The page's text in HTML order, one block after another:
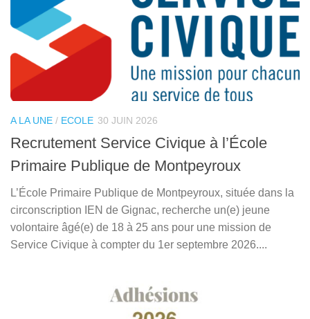
A LA UNE / ECOLE 30 JUIN 2026
Recrutement Service Civique à l’École
Primaire Publique de Montpeyroux
L’École Primaire Publique de Montpeyroux, située dans la
circonscription IEN de Gignac, recherche un(e) jeune
volontaire âgé(e) de 18 à 25 ans pour une mission de
Service Civique à compter du 1er septembre 2026....